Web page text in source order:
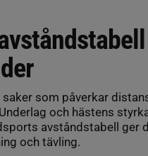
som påverkar
och hästens
avståndstabell ger
och tävling.